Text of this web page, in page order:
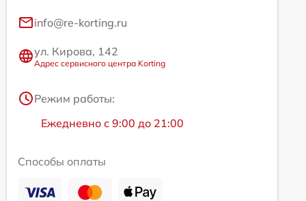
info@re-korting.ru
ул. Кирова, 142
Адрес сервисного центра Korting
Режим работы:
Ежедневно с 9:00 до 21:00
Способы оплаты